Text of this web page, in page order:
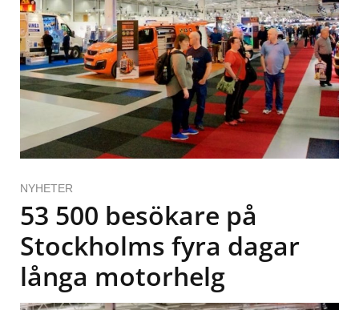
NYHETER
53 500 besökare på
Stockholms fyra dagar
långa motorhelg